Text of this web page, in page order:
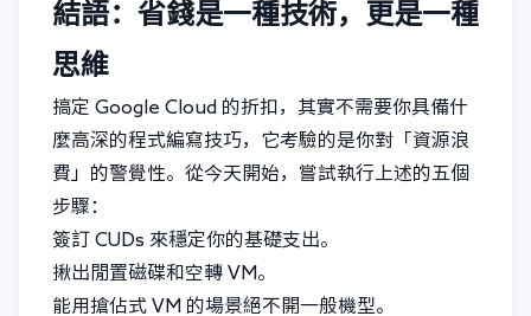
結語：省錢是一種技術，更是一種
思維
搞定 Google Cloud 的折扣，其實不需要你具備什
麼高深的程式編寫技巧，它考驗的是你對「資源浪
費」的警覺性。從今天開始，嘗試執行上述的五個
步驟：
簽訂 CUDs 來穩定你的基礎支出。
揪出閒置磁碟和空轉 VM。
能用搶佔式 VM 的場景絕不開一般機型。